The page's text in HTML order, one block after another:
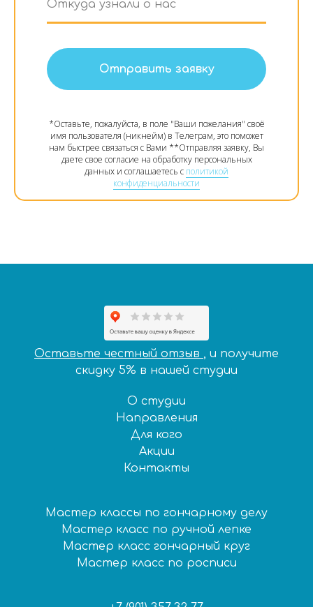
Откуда узнали о нас
Отправить заявку
*Оставьте, пожалуйста, в поле "Ваши пожелания" своё
имя пользователя (никнейм) в Телеграм, это поможет
нам быстрее связаться с Вами **Отправляя заявку, Вы
даете свое согласие на обработку персональных
данных и соглашаетесь c политикой
конфиденциальности
Оставьте честный отзыв , и получите
скидку 5% в нашей студии
О студии
Направления
Для кого
Акции
Контакты
Мастер классы по гончарному делу
Мастер класс по ручной лепке
Мастер класс гончарный круг
Мастер класс по росписи